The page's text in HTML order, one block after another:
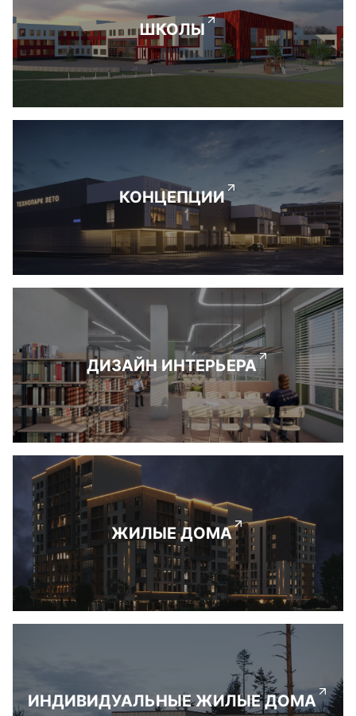
ШКОЛЫ
КОНЦЕПЦИИ
ДИЗАЙН ИНТЕРЬЕРА
ЖИЛЫЕ ДОМА
ИНДИВИДУАЛЬНЫЕ ЖИЛЫЕ ДОМА